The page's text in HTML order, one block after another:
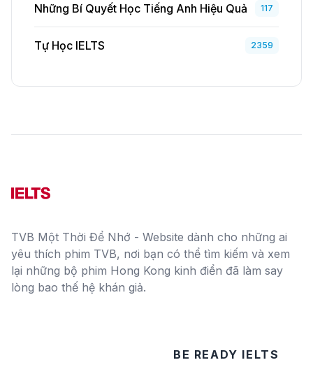
Những Bí Quyết Học Tiếng Anh Hiệu Quả 117
Tự Học IELTS 2359
TVB Một Thời Để Nhớ - Website dành cho những ai
yêu thích phim TVB, nơi bạn có thể tìm kiếm và xem
lại những bộ phim Hong Kong kinh điển đã làm say
lòng bao thế hệ khán giả.
BE READY IELTS